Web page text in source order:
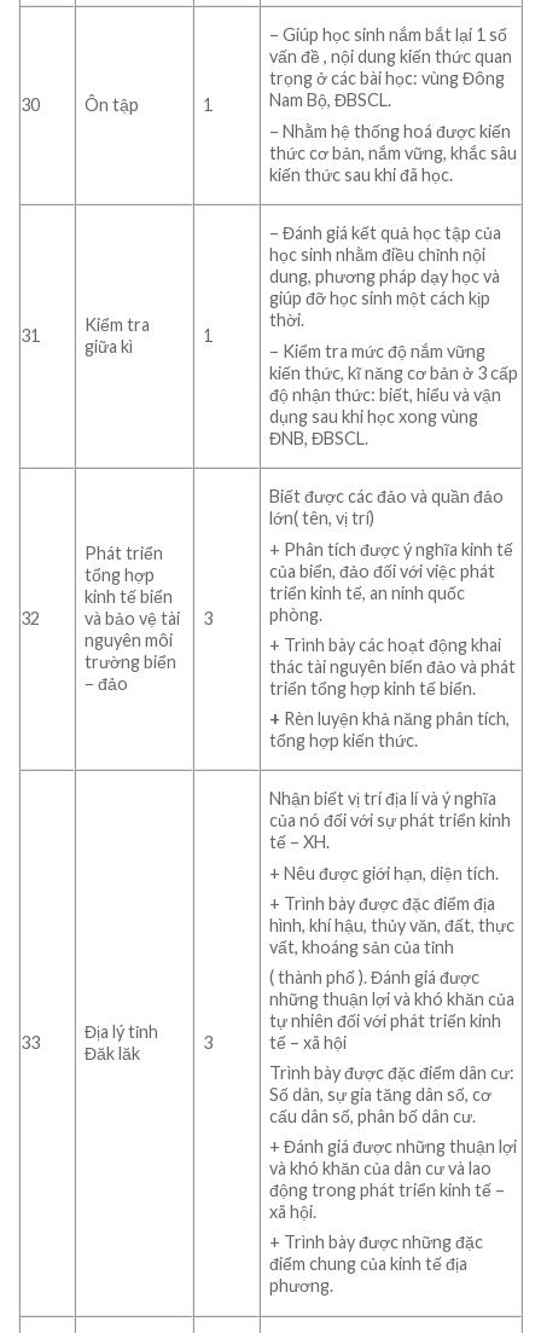
30 Ôn tập 1
– Giúp học sinh nắm bắt lại 1 số
vấn đề , nội dung kiến thức quan
trọng ở các bài học: vùng Đông
Nam Bộ, ĐBSCL.
– Nhằm hệ thống hoá được kiến
thức cơ bản, nắm vững, khắc sâu
kiến thức sau khi đã học.
31
Kiểm tra
giữa kì
1
– Đánh giá kết quả học tập của
học sinh nhằm điều chỉnh nội
dung, phương pháp dạy học và
giúp đỡ học sinh một cách kịp
thời.
– Kiểm tra mức độ nắm vững
kiến thức, kĩ năng cơ bản ở 3 cấp
độ nhận thức: biết, hiểu và vận
dụng sau khi học xong vùng
ĐNB, ĐBSCL.
32
Phát triển
tổng hợp
kinh tế biển
và bảo vệ tài
nguyên môi
trường biển
– đảo
3
Biết được các đảo và quần đảo
lớn( tên, vị trí)
+ Phân tích được ý nghĩa kinh tế
của biển, đảo đối với việc phát
triển kinh tế, an ninh quốc
phòng.
+ Trình bày các hoạt động khai
thác tài nguyên biển đảo và phát
triển tổng hợp kinh tế biển.
+ Rèn luyện khả năng phân tích,
tổng hợp kiến thức.
33
Địa lý tỉnh
Đăk lăk
3
Nhận biết vị trí địa lí và ý nghĩa
của nó đối với sự phát triển kinh
tế – XH.
+ Nêu được giới hạn, diện tích.
+ Trình bày được đặc điểm địa
hình, khí hậu, thủy văn, đất, thực
vất, khoáng sản của tỉnh
( thành phố ). Đánh giá được
những thuận lợi và khó khăn của
tự nhiên đối với phát triển kinh
tế – xã hội
Trình bày được đặc điểm dân cư:
Số dân, sự gia tăng dân số, cơ
cấu dân số, phân bố dân cư.
+ Đánh giá được những thuận lợi
và khó khăn của dân cư và lao
động trong phát triển kinh tế –
xã hội.
+ Trình bày được những đặc
điểm chung của kinh tế địa
phương.